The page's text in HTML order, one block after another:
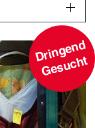
D
ri
n
g
e
n
d
G
e
s
u
c
ht